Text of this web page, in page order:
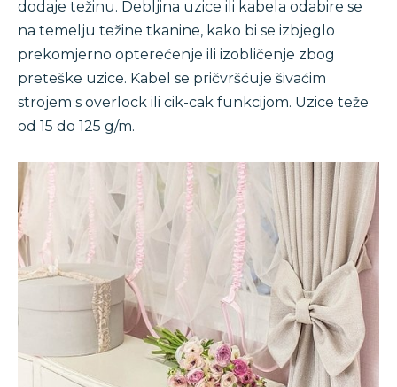
dodaje težinu. Debljina uzice ili kabela odabire se
na temelju težine tkanine, kako bi se izbjeglo
prekomjerno opterećenje ili izobličenje zbog
preteške uzice. Kabel se pričvršćuje šivaćim
strojem s overlock ili cik-cak funkcijom. Uzice teže
od 15 do 125 g/m.